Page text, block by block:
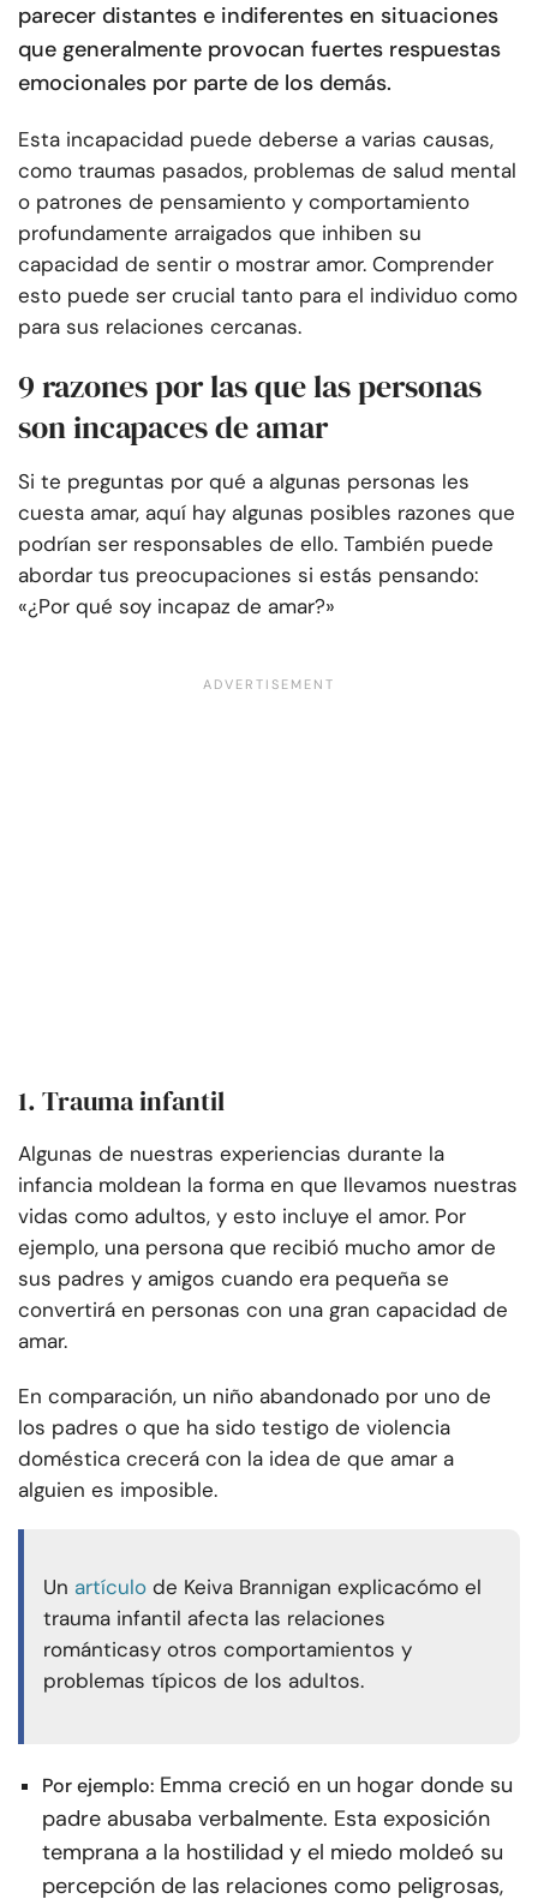
parecer distantes e indiferentes en situaciones
que generalmente provocan fuertes respuestas
emocionales por parte de los demás.
Esta incapacidad puede deberse a varias causas,
como traumas pasados, problemas de salud mental
o patrones de pensamiento y comportamiento
profundamente arraigados que inhiben su
capacidad de sentir o mostrar amor. Comprender
esto puede ser crucial tanto para el individuo como
para sus relaciones cercanas.
9 razones por las que las personas
son incapaces de amar
Si te preguntas por qué a algunas personas les
cuesta amar, aquí hay algunas posibles razones que
podrían ser responsables de ello. También puede
abordar tus preocupaciones si estás pensando:
«¿Por qué soy incapaz de amar?»
1. Trauma infantil
Algunas de nuestras experiencias durante la
infancia moldean la forma en que llevamos nuestras
vidas como adultos, y esto incluye el amor. Por
ejemplo, una persona que recibió mucho amor de
sus padres y amigos cuando era pequeña se
convertirá en personas con una gran capacidad de
amar.
En comparación, un niño abandonado por uno de
los padres o que ha sido testigo de violencia
doméstica crecerá con la idea de que amar a
alguien es imposible.
Un artículo de Keiva Brannigan explicacómo el
trauma infantil afecta las relaciones
románticasy otros comportamientos y
problemas típicos de los adultos.
Por ejemplo: Emma creció en un hogar donde su
padre abusaba verbalmente. Esta exposición
temprana a la hostilidad y el miedo moldeó su
percepción de las relaciones como peligrosas,